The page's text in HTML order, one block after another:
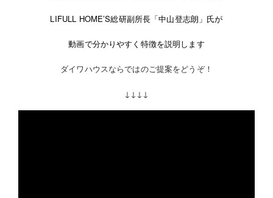
LIFULL HOME’S総研副所長「中山登志朗 」氏が
動画で分かりやすく特徴を説明します
ダイワハウスならではのご提案をどうぞ！
↓↓↓↓